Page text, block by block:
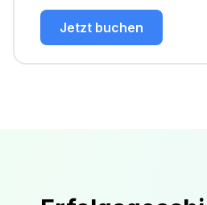
Jetzt buchen